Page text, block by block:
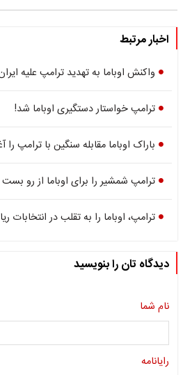
اخبار مرتبط
واکنش اوباما به تهدید ترامپ علیه
ترامپ خواستار دستگیری اوباما شد!
باراک اوباما مقابله سنگین با ترامپ را
ترامپ شمشیر را برای اوباما از رو بست
ترامپ، اوباما را به تقلب در انتخابات ریاست
دیدگاه تان را بنویسید
نام شما
رایانامه